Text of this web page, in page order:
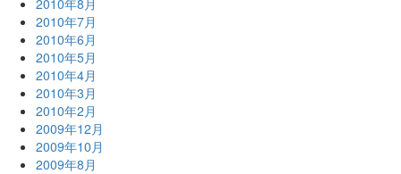
2010年7月
2010年6月
2010年5月
2010年4月
2010年3月
2010年2月
2009年12月
2009年10月
2009年8月